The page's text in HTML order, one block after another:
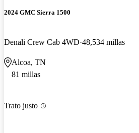
2024 GMC Sierra 1500
Denali Crew Cab 4WD 48,534 millas
Alcoa, TN
81 millas
Trato justo